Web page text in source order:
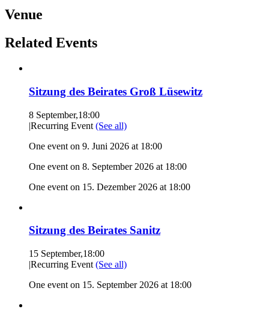
Venue
Related Events
Sitzung des Beirates Groß Lüsewitz
8 September,18:00
|Recurring Event (See all)
One event on 9. Juni 2026 at 18:00
One event on 8. September 2026 at 18:00
One event on 15. Dezember 2026 at 18:00
Sitzung des Beirates Sanitz
15 September,18:00
|Recurring Event (See all)
One event on 15. September 2026 at 18:00